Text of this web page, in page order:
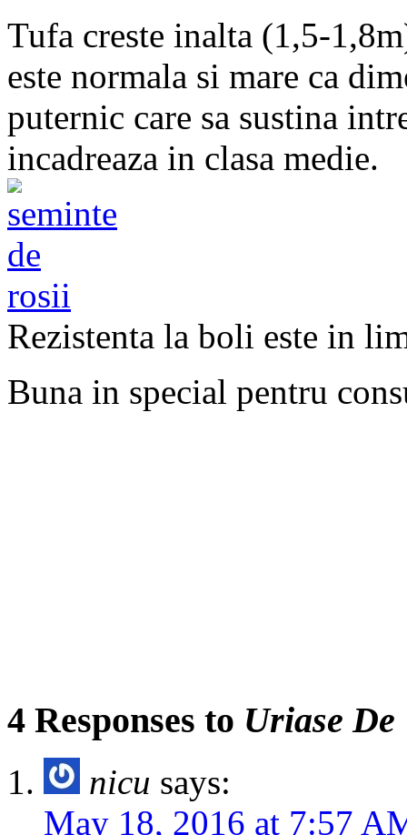
Tufa creste inalta (1,5-
este normala si mare ca
puternic care sa sustina
incadreaza in clasa medie.
Rezistenta la boli este in
Buna in special pentru
4 Responses to Uriase De
nicu says:
May 18, 2016 at 7:57